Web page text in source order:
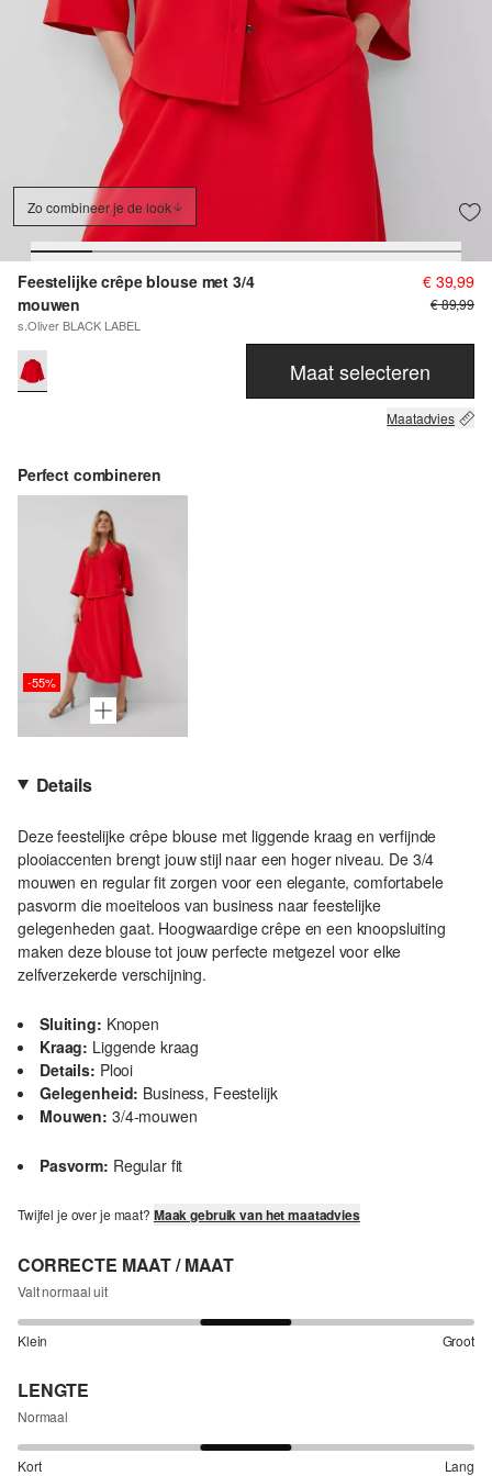
Zo combineer je de look
Feestelijke crêpe blouse met 3/4
mouwen
s.Oliver BLACK LABEL
€ 39,99
€ 89,99
Maat selecteren
Maatadvies
Perfect combineren
-55%
Details
Deze feestelijke crêpe blouse met liggende kraag en verfijnde
plooiaccenten brengt jouw stijl naar een hoger niveau. De 3/4
mouwen en regular fit zorgen voor een elegante, comfortabele
pasvorm die moeiteloos van business naar feestelijke
gelegenheden gaat. Hoogwaardige crêpe en een knoopsluiting
maken deze blouse tot jouw perfecte metgezel voor elke
zelfverzekerde verschijning.
Sluiting: Knopen
Kraag: Liggende kraag
Details: Plooi
Gelegenheid: Business, Feestelijk
Mouwen: 3/4-mouwen
Pasvorm: Regular fit
Twijfel je over je maat? Maak gebruik van het maatadvies
CORRECTE MAAT / MAAT
Valt normaal uit
Klein Groot
LENGTE
Normaal
Kort Lang